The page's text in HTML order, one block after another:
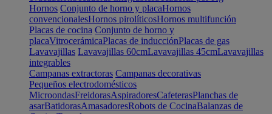
Hornos Conjunto de horno y placaHornos
convencionalesHornos pirolíticosHornos multifunción
Placas de cocina Conjunto de horno y
placaVitrocerámicaPlacas de inducciónPlacas de gas
Lavavajillas Lavavajillas 60cmLavavajillas 45cmLavavajillas
integrables
Campanas extractoras Campanas decorativas
Pequeños electrodomésticos
MicroondasFreidorasAspiradoresCafeterasPlanchas de
asarBatidorasAmasadoresRobots de CocinaBalanzas de